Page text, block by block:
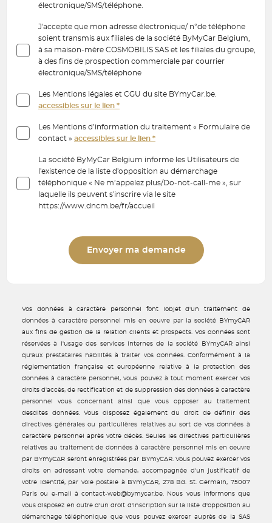
électronique/SMS/téléphone.
J'accepte que mon adresse électronique/ n°de téléphone
soient transmis aux filiales de la société ByMyCar Belgium,
à sa maison-mère COSMOBILIS SAS et les filiales du groupe,
à des fins de prospection commerciale par courrier
électronique/SMS/téléphone
Les Mentions légales et CGU du site BYmyCar.be.
accessibles sur le lien *
Les Mentions d’information du traitement « Formulaire de
contact » accessibles sur le lien *
La société ByMyCar Belgium informe les Utilisateurs de
l'existence de la liste d'opposition au démarchage
téléphonique « Ne m’appelez plus/Do-not-call-me », sur
laquelle ils peuvent s'inscrire via le site
https://www.dncm.be/fr/accueil
Envoyer ma demande
Vos données à caractère personnel font lobjet d'un traitement de
données à caractère personnel mis en oeuvre par la société BYmyCAR
aux fins de gestion de la relation clients et prospects. Vos données sont
réservées à l'usage des services internes de la société BYmyCAR ainsi
qu'aux prestataires habilités à traiter vos données. Conformément à la
réglementation française et européenne relative à la protection des
données à caractère personnel, vous pouvez à tout moment exercer vos
droits d'accès, de rectification et de suppression des données à caractère
personnel vous concernant ainsi que vous opposer au traitement
desdites données. Vous disposez également du droit de définir des
directives générales ou particulières relatives au sort de vos données à
caractère personnel après votre décès. Seules les directives particulières
relatives au traitement de données à caractère personnel mis en oeuvre
par BYmyCAR seront enregistrées par BYmyCAR. Vous pouvez exercer vos
droits en adressant votre demande, accompagnée d'un justificatif de
votre identité, par voie postale à BYmyCAR, 278 Bd. St. Germain, 75007
Paris ou e-mail à contact-web@bymycar.be. Nous vous informons que
vous disposez en outre d'un droit d'inscription sur la liste d'opposition au
démarchage téléphonique que vous pouvez exercer auprès de la SAS